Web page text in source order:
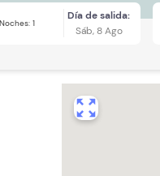
Noches: 1
Día de salida:
Sáb, 8 Ago
zoom_out_map